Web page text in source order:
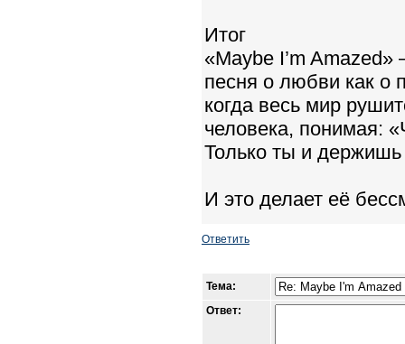
Итог
«Maybe I’m
песня о любви как о
когда весь мир
человека, понимая:
Только ты и
И это делает её
Ответить
Тема:
Ответ: